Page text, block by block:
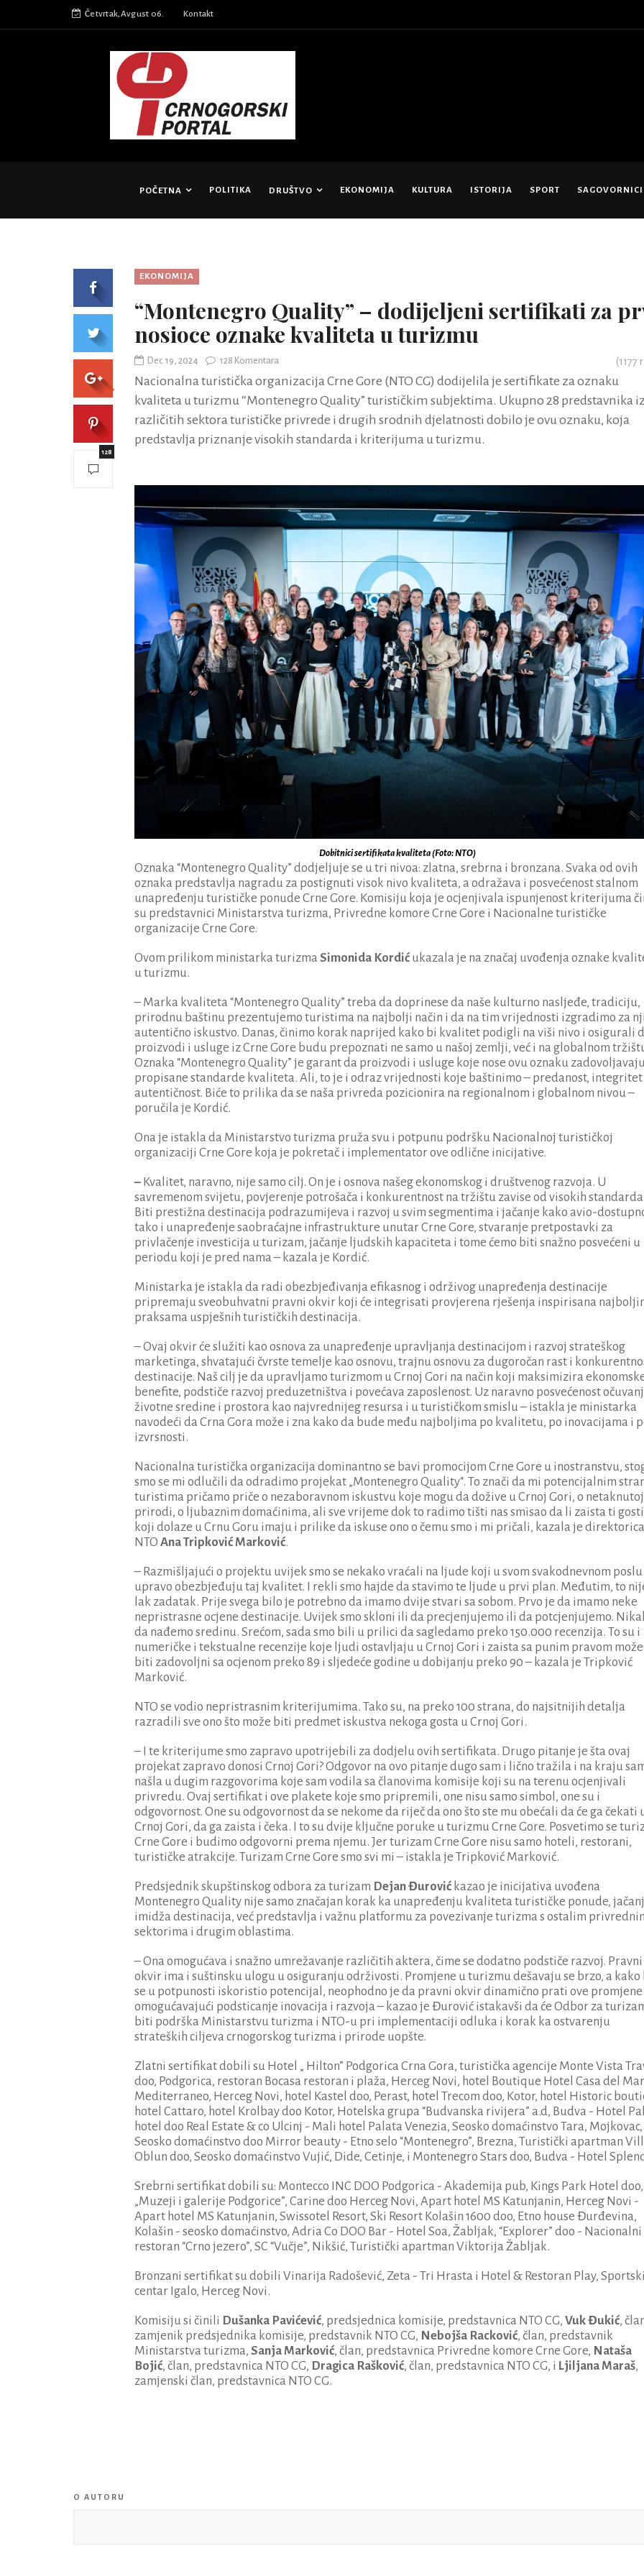
Četvrtak,Avgust 06. Kontakt
POČETNA POLITIKA DRUŠTVO EKONOMIJA KULTURA ISTORIJA SPORT SAGOVORNICI
EKONOMIJA
“Montenegro Quality” – dodijeljeni sertifikati za
nosioce oznake kvaliteta u turizmu
Dec 19, 2024 128 Komentara (1177
Nacionalna turistička organizacija Crne Gore (NTO CG) dodijelila je sertifikate za oznaku
kvaliteta u turizmu “Montenegro Quality” turističkim subjektima. Ukupno 28 predstavnika iz
različitih sektora turističke privrede i drugih srodnih djelatnosti dobilo je ovu oznaku, koja
predstavlja priznanje visokih standarda i kriterijuma u turizmu.
Dobitnici sertifikata kvaliteta (Foto: NTO)
Oznaka “Montenegro Quality” dodjeljuje se u tri nivoa: zlatna, srebrna i bronzana. Svaka od ovih
oznaka predstavlja nagradu za postignuti visok nivo kvaliteta, a odražava i posvećenost stalnom
unapređenju turističke ponude Crne Gore. Komisiju koja je ocjenjivala ispunjenost kriterijuma
su predstavnici Ministarstva turizma, Privredne komore Crne Gore i Nacionalne turističke
organizacije Crne Gore.
Ovom prilikom ministarka turizmaSimonida Kordić ukazala je na značaj uvođenja oznake
u turizmu.
– Marka kvaliteta “Montenegro Quality” treba da doprinese da naše kulturno nasljeđe, tradiciju,
prirodnu baštinu prezentujemo turistima na najbolji način i da na tim vrijednosti izgradimo za
autentično iskustvo. Danas, činimo korak naprijed kako bi kvalitet podigli na viši nivo i osigurali
proizvodi i usluge iz Crne Gore budu prepoznati ne samo u našoj zemlji, već i na globalnom
Oznaka “Montenegro Quality” je garant da proizvodi i usluge koje nose ovu oznaku
propisane standarde kvaliteta. Ali, to je i odraz vrijednosti koje baštinimo – predanost, integritet
autentičnost. Biće to prilika da se naša privreda pozicionira na regionalnom i globalnom nivou –
poručila je Kordić.
Ona je istakla da Ministarstvo turizma pruža svu i potpunu podršku Nacionalnoj turističkoj
organizaciji Crne Gore koja je pokretač i implementator ove odlične inicijative.
– Kvalitet, naravno, nije samo cilj. On je i osnova našeg ekonomskog i društvenog razvoja. U
savremenom svijetu, povjerenje potrošača i konkurentnost na tržištu zavise od visokih
Biti prestižna destinacija podrazumijeva i razvoj u svim segmentima i jačanje kako avio-
tako i unapređenje saobraćajne infrastrukture unutar Crne Gore, stvaranje pretpostavki za
privlačenje investicija u turizam, jačanje ljudskih kapaciteta i tome ćemo biti snažno posvećeni u
periodu koji je pred nama – kazala je Kordić.
Ministarka je istakla da radi obezbjeđivanja efikasnog i održivog unapređenja destinacije
pripremaju sveobuhvatni pravni okvir koji će integrisati provjerena rješenja inspirisana
praksama uspješnih turističkih destinacija.
– Ovaj okvir će služiti kao osnova za unapređenje upravljanja destinacijom i razvoj strateškog
marketinga, shvatajući čvrste temelje kao osnovu, trajnu osnovu za dugoročan rast i
destinacije. Naš cilj je da upravljamo turizmom u Crnoj Gori na način koji maksimizira
benefite, podstiče razvoj preduzetništva i povećava zaposlenost. Uz naravno posvećenost
životne sredine i prostora kao najvrednijeg resursa i u turističkom smislu – istakla je ministarka
navodeći da Crna Gora može i zna kako da bude među najboljima po kvalitetu, po inovacijama i
izvrsnosti.
Nacionalna turistička organizacija dominantno se bavi promocijom Crne Gore u inostranstvu,
smo se mi odlučili da odradimo projekat „Montenegro Quality“. To znači da mi potencijalnim
turistima pričamo priče o nezaboravnom iskustvu koje mogu da dožive u Crnoj Gori, o netaknutoj
prirodi, o ljubaznim domaćinima, ali sve vrijeme dok to radimo tišti nas smisao da li zaista ti gosti
koji dolaze u Crnu Goru imaju i prilike da iskuse ono o čemu smo i mi pričali, kazala je direktorica
NTO Ana Tripković Marković.
– Razmišljajući o projektu uvijek smo se nekako vraćali na ljude koji u svom svakodnevnom poslu
upravo obezbjeđuju taj kvalitet. I rekli smo hajde da stavimo te ljude u prvi plan. Međutim, to
lak zadatak. Prije svega bilo je potrebno da imamo dvije stvari sa sobom. Prvo je da imamo neke
nepristrasne ocjene destinacije. Uvijek smo skloni ili da precjenjujemo ili da potcjenjujemo.
da nađemo sredinu. Srećom, sada smo bili u prilici da sagledamo preko 150.000 recenzija. To su i
numeričke i tekstualne recenzije koje ljudi ostavljaju u Crnoj Gori i zaista sa punim pravom
biti zadovoljni sa ocjenom preko 89 i sljedeće godine u dobijanju preko 90 – kazala je Tripković
Marković.
NTO se vodio nepristrasnim kriterijumima. Tako su, na preko 100 strana, do najsitnijih detalja
razradili sve ono što može biti predmet iskustva nekoga gosta u Crnoj Gori.
– I te kriterijume smo zapravo upotrijebili za dodjelu ovih sertifikata. Drugo pitanje je šta ovaj
projekat zapravo donosi Crnoj Gori? Odgovor na ovo pitanje dugo sam i lično tražila i na kraju
našla u dugim razgovorima koje sam vodila sa članovima komisije koji su na terenu ocjenjivali
privredu. Ovaj sertifikat i ove plakete koje smo pripremili, one nisu samo simbol, one su i
odgovornost. One su odgovornost da se nekome da riječ da ono što ste mu obećali da će ga čekati
Crnoj Gori, da ga zaista i čeka. I to su dvije ključne poruke u turizmu Crne Gore. Posvetimo se
Crne Gore i budimo odgovorni prema njemu. Jer turizam Crne Gore nisu samo hoteli, restorani,
turističke atrakcije. Turizam Crne Gore smo svi mi – istakla je Tripković Marković.
Predsjednik skupštinskog odbora za turizam Dejan Đurović kazao je inicijativa uvođena
Montenegro Quality nije samo značajan korak ka unapređenju kvaliteta turističke ponude,
imidža destinacija, već predstavlja i važnu platformu za povezivanje turizma s ostalim
sektorima i drugim oblastima.
– Ona omogućava i snažno umrežavanje različitih aktera, čime se dodatno podstiče razvoj. Pravni
okvir ima i suštinsku ulogu u osiguranju održivosti. Promjene u turizmu dešavaju se brzo, a kako
se u potpunosti iskoristio potencijal, neophodno je da pravni okvir dinamično prati ove promjene
omogućavajući podsticanje inovacija i razvoja – kazao je Đurović istakavši da će Odbor za
biti podrška Ministarstvu turizma i NTO-u pri implementaciji odluka i korak ka ostvarenju
strateških ciljeva crnogorskog turizma i prirode uopšte.
Zlatni sertifikat dobili su Hotel „ Hilton” Podgorica Crna Gora, turistička agencije Monte Vista
doo, Podgorica, restoran Bocasa restoran i plaža, Herceg Novi, hotel Boutique Hotel Casa del
Mediterraneo, Herceg Novi, hotel Kastel doo, Perast, hotel Trecom doo, Kotor, hotel Historic
hotel Cattaro, hotel Krolbay doo Kotor, Hotelska grupa “Budvanska rivijera” a.d, Budva - Hotel
hotel doo Real Estate & co Ulcinj - Mali hotel Palata Venezia, Seosko domaćinstvo Tara, Mojkovac,
Seosko domaćinstvo doo Mirror beauty - Etno selo “Montenegro”, Brezna, Turistički apartman
Oblun doo, Seosko domaćinstvo Vujić, Dide, Cetinje, i Montenegro Stars doo, Budva - Hotel
Srebrni sertifikat dobili su: Montecco INC DOO Podgorica - Akademija pub, Kings Park Hotel doo,
„Muzeji i galerije Podgorice”, Carine doo Herceg Novi, Apart hotel MS Katunjanin, Herceg Novi -
Apart hotel MS Katunjanin, Swissotel Resort, Ski Resort Kolašin 1600 doo, Etno house Đurđevina,
Kolašin - seosko domaćinstvo, Adria Co DOO Bar - Hotel Soa, Žabljak, “Explorer” doo - Nacionalni
restoran “Crno jezero”, SC “Vučje”, Nikšić, Turistički apartman Viktorija Žabljak.
Bronzani sertifikat su dobili Vinarija Radošević, Zeta - Tri Hrasta i Hotel & Restoran Play, Sportski
centar Igalo, Herceg Novi.
Komisiju si činili Dušanka Pavićević, predsjednica komisije, predstavnica NTO CG, Vuk Đukić,
zamjenik predsjednika komisije, predstavnik NTO CG, Nebojša Racković, član, predstavnik
Ministarstva turizma, Sanja Marković, član, predstavnica Privredne komore Crne Gore, Nataša
Bojić, član, predstavnica NTO CG, Dragica Rašković, član, predstavnica NTO CG, i Ljiljana Maraš,
zamjenski član, predstavnica NTO CG.
128
O AUTORU